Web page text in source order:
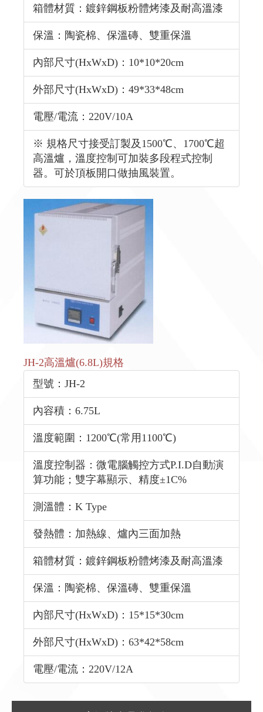
箱體材質：鍍鋅鋼板粉體烤漆及耐高溫漆
保溫：陶瓷棉、保溫磚、雙重保溫
內部尺寸(HxWxD)：10*10*20cm
外部尺寸(HxWxD)：49*33*48cm
電壓/電流：220V/10A
※ 規格尺寸接受訂製及1500℃、1700℃超
高溫爐，溫度控制可加裝多段程式控制
器。可於頂板開口做抽風裝置。
JH-2高溫爐(6.8L)規格
型號：JH-2
內容積：6.75L
溫度範圍：1200℃(常用1100℃)
溫度控制器：微電腦觸控方式P.I.D自動演
算功能；雙字幕顯示、精度±1C%
測溫體：K Type
發熱體：加熱線、爐內三面加熱
箱體材質：鍍鋅鋼板粉體烤漆及耐高溫漆
保溫：陶瓷棉、保溫磚、雙重保溫
內部尺寸(HxWxD)：15*15*30cm
外部尺寸(HxWxD)：63*42*58cm
電壓/電流：220V/12A